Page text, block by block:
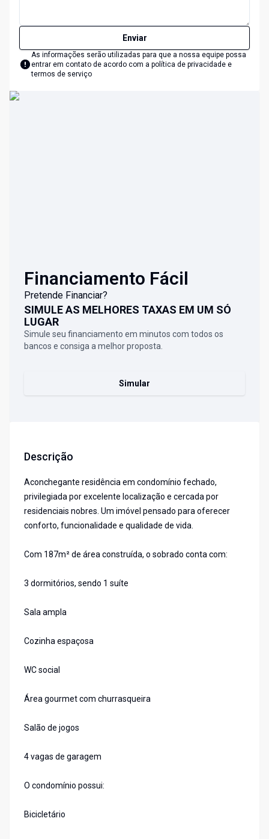
Enviar
As informações serão utilizadas para que a nossa equipe possa
entrar em contato de acordo com a política de privacidade e
termos de serviço
Financiamento Fácil
Pretende Financiar?
SIMULE AS MELHORES TAXAS EM UM SÓ
LUGAR
Simule seu financiamento em minutos com todos os
bancos e consiga a melhor proposta.
Simular
Descrição
Aconchegante residência em condomínio fechado,
privilegiada por excelente localização e cercada por
residenciais nobres. Um imóvel pensado para oferecer
conforto, funcionalidade e qualidade de vida.
Com 187m² de área construída, o sobrado conta com:
3 dormitórios, sendo 1 suíte
Sala ampla
Cozinha espaçosa
WC social
Área gourmet com churrasqueira
Salão de jogos
4 vagas de garagem
O condomínio possui:
Bicicletário